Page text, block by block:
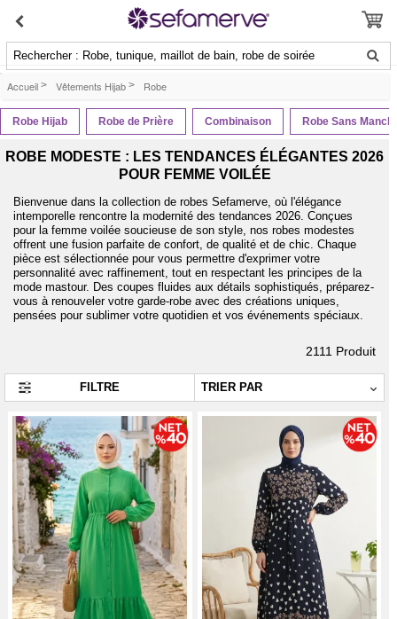
Rechercher : Robe, tunique, maillot de bain, robe de soirée
Accueil > Vêtements Hijab > Robe
Robe Hijab Robe de Prière Combinaison Robe Sans
ROBE MODESTE : LES TENDANCES ÉLÉGANTES 2026
POUR FEMME VOILÉE
Bienvenue dans la collection de robes Sefamerve, où l'élégance
intemporelle rencontre la modernité des tendances 2026. Conçues
pour la femme voilée soucieuse de son style, nos robes modestes
offrent une fusion parfaite de confort, de qualité et de chic. Chaque
pièce est sélectionnée pour vous permettre d'exprimer votre
personnalité avec raffinement, tout en respectant les principes de la
mode mastour. Des coupes fluides aux détails sophistiqués, préparez-
vous à renouveler votre garde-robe avec des créations uniques,
pensées pour sublimer votre quotidien et vos événements spéciaux.
2111 Produit
FILTRE